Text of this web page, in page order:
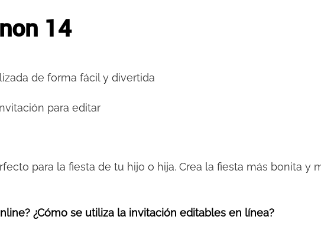
14
de forma fácil y divertida
para editar
para la fiesta de tu hijo o hija. Crea la fiesta más bonita y
¿Cómo se utiliza la invitación editables en línea?